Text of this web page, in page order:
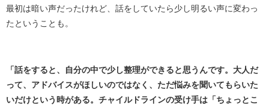
最初は暗い声だったけれど、話をしていたら少し明るい声に変わっ
たということも。
「話をすると、自分の中で少し整理ができると思うんです。大人だ
って、アドバイスがほしいのではなく、ただ悩みを聞いてもらいた
いだけという時がある。チャイルドラインの受け手は「ちょっとこ